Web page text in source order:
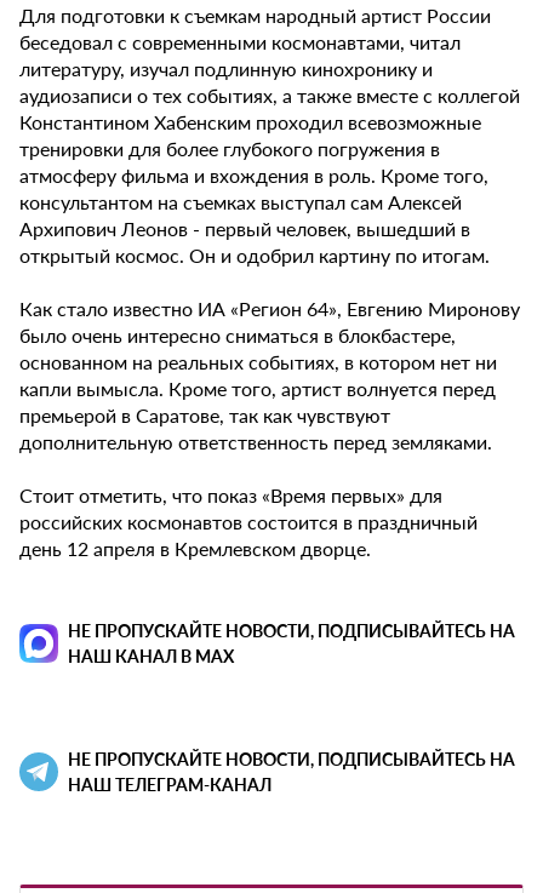
Для подготовки к съемкам народный артист России
беседовал с современными космонавтами, читал
литературу, изучал подлинную кинохронику и
аудиозаписи о тех событиях, а также вместе с коллегой
Константином Хабенским проходил всевозможные
тренировки для более глубокого погружения в
атмосферу фильма и вхождения в роль. Кроме того,
консультантом на съемках выступал сам Алексей
Архипович Леонов - первый человек, вышедший в
открытый космос. Он и одобрил картину по итогам.
Как стало известно ИА «Регион 64», Евгению Миронову
было очень интересно сниматься в блокбастере,
основанном на реальных событиях, в котором нет ни
капли вымысла. Кроме того, артист волнуется перед
премьерой в Саратове, так как чувствуют
дополнительную ответственность перед земляками.
Стоит отметить, что показ «Время первых» для
российских космонавтов состоится в праздничный
день 12 апреля в Кремлевском дворце.
НЕ ПРОПУСКАЙТЕ НОВОСТИ, ПОДПИСЫВАЙТЕСЬ НА
НАШ КАНАЛ В MAX
НЕ ПРОПУСКАЙТЕ НОВОСТИ, ПОДПИСЫВАЙТЕСЬ НА
НАШ ТЕЛЕГРАМ-КАНАЛ